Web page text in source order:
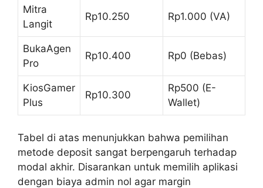
Mitra
Langit
Rp10.250 Rp1.000 (VA)
BukaAgen
Pro
Rp10.400 Rp0 (Bebas)
KiosGamer
Plus
Rp10.300
Rp500 (E-
Wallet)
Tabel di atas menunjukkan bahwa pemilihan
metode deposit sangat berpengaruh terhadap
modal akhir. Disarankan untuk memilih aplikasi
dengan biaya admin nol agar margin